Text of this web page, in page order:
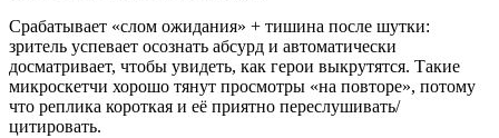
Срабатывает «слом ожидания» + тишина после шутки:
зритель успевает осознать абсурд и автоматически
досматривает, чтобы увидеть, как герои выкрутятся. Такие
микроскетчи хорошо тянут просмотры «на повторе», потому
что реплика короткая и её приятно переслушивать/
цитировать.